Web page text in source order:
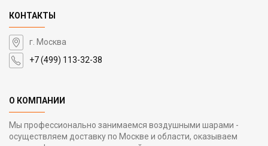
КОНТАКТЫ
г. Москва
+7 (499) 113-32-38
О КОМПАНИИ
Мы профессионально занимаемся воздушными шарами -
осуществляем доставку по Москве и области, оказываем